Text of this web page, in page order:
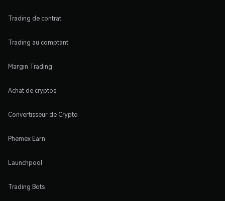
Trading de contrat
Trading au comptant
Margin Trading
Achat de cryptos
Convertisseur de Crypto
Phemex Earn
Launchpool
Trading Bots